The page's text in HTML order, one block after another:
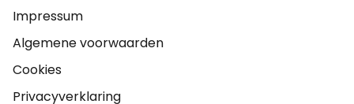
Impressum
Algemene voorwaarden
Cookies
Privacyverklaring